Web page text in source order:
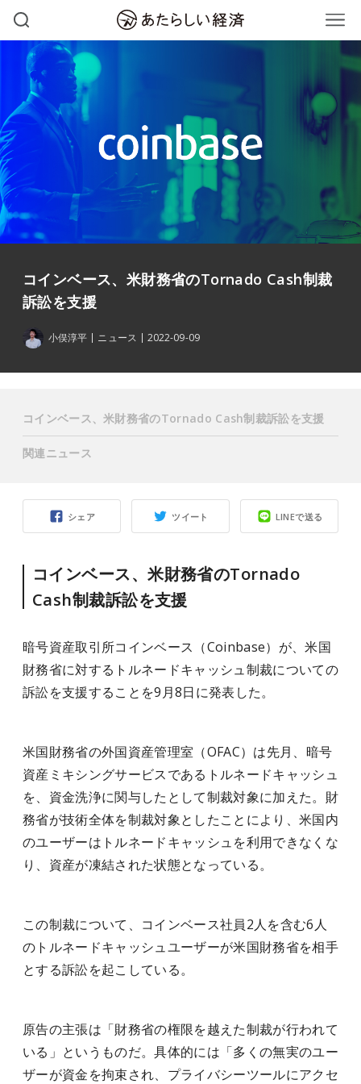
コインベース、米財務省のTornado Cash制裁
訴訟を支援
小俣淳平 ニュース 2022-09-09
シェア ツイート LINEで送る
コインベース、米財務省のTornado
Cash制裁訴訟を支援
暗号資産取引所コインベース（Coinbase）が、米国
財務省に対するトルネードキャッシュ制裁についての
訴訟を支援することを9月8日に発表した。
米国財務省の外国資産管理室（OFAC）は先月、暗号
資産ミキシングサービスであるトルネードキャッシュ
を、資金洗浄に関与したとして制裁対象に加えた。財
務省が技術全体を制裁対象としたことにより、米国内
のユーザーはトルネードキャッシュを利用できなくな
り、資産が凍結された状態となっている。
この制裁について、コインベース社員2人を含む6人
のトルネードキャッシュユーザーが米国財務省を相手
とする訴訟を起こしている。
原告の主張は「財務省の権限を越えた制裁が行われて
いる」というものだ。具体的には「多くの無実のユー
ザーが資金を拘束され、プライバシーツールにアクセ
コインベース、米財務省のTornado Cash制裁訴訟を支援
関連ニュース